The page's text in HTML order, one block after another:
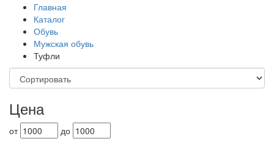
Главная
Каталог
Обувь
Мужская обувь
Туфли
Цена
от до